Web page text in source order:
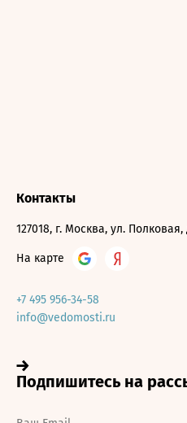
Контакты
127018, г. Москва, ул. Полковая,
На карте
+7 495 956-34-58
info@vedomosti.ru